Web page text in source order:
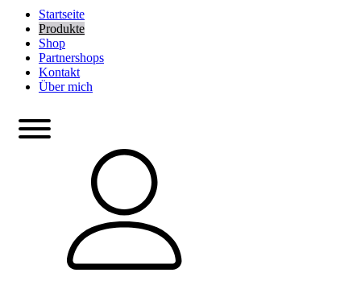
Startseite
Produkte
Shop
Partnershops
Kontakt
Über mich